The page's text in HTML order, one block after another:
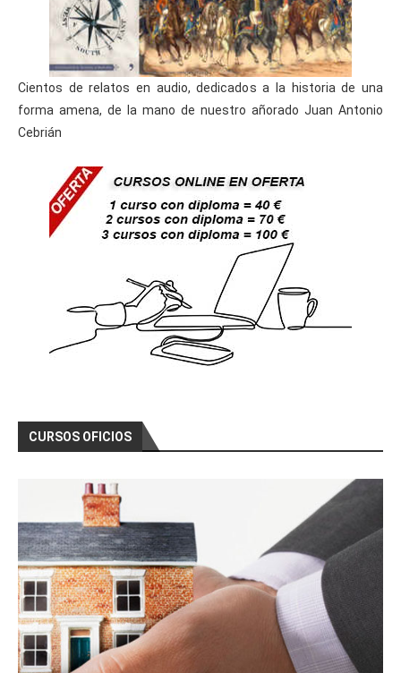
Cientos de relatos en audio, dedicados a la historia de una
forma amena, de la mano de nuestro añorado Juan Antonio
Cebrián
CURSOS OFICIOS